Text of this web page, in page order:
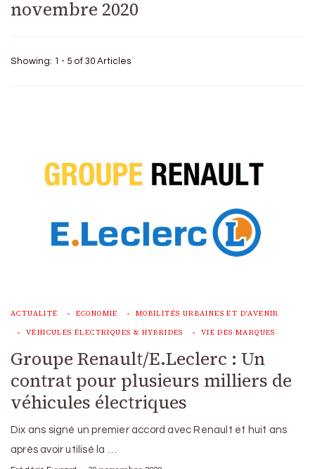
novembre 2020
Showing: 1 - 5 of 30 Articles
ACTUALITÉ ECONOMIE MOBILITÉS URBAINES ET D'AVENIR
VÉHICULES ÉLECTRIQUES & HYBRIDES VIE DES MARQUES
Groupe Renault/E.Leclerc : Un
contrat pour plusieurs milliers de
véhicules électriques
Dix ans signé un premier accord avec Renault et huit ans
après avoir utilisé la …